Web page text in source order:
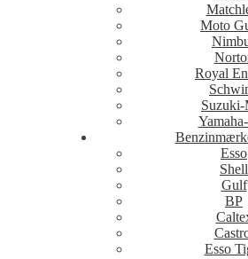
Moto
Royal
Esso
Shell
Gulf
BP
Esso